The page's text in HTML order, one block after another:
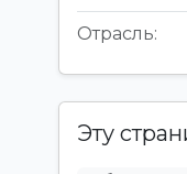
Отрасль:
Эту